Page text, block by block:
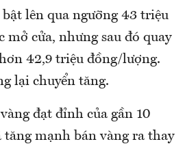
bật lên qua ngưỡng 43 triệu
mở cửa, nhưng sau đó quay
42,9 triệu đồng/lượng.
lại chuyển tăng.
đạt đỉnh của gần 10
tăng mạnh bán vàng ra thay